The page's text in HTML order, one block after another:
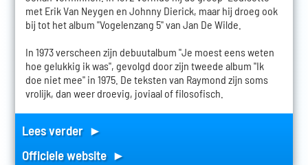
met Erik Van Neygen en Johnny Dierick, maar hij droeg ook
bij tot het album "Vogelenzang 5" van Jan De Wilde.
In 1973 verscheen zijn debuutalbum "Je moest eens weten
hoe gelukkig ik was", gevolgd door zijn tweede album "Ik
doe niet mee" in 1975. De teksten van Raymond zijn soms
vrolijk, dan weer droevig, joviaal of filosofisch.
Lees verder ►
Officiele website ►